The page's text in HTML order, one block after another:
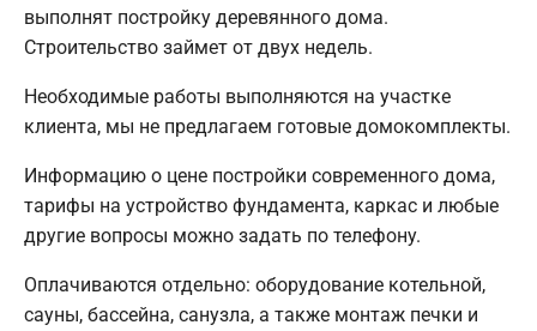
выполнят постройку деревянного дома.
Строительство займет от двух недель.
Необходимые работы выполняются на участке
клиента, мы не предлагаем готовые домокомплекты.
Информацию о цене постройки современного дома,
тарифы на устройство фундамента, каркас и любые
другие вопросы можно задать по телефону.
Оплачиваются отдельно: оборудование котельной,
сауны, бассейна, санузла, а также монтаж печки и